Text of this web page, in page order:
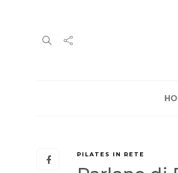
PILATES IN RETE